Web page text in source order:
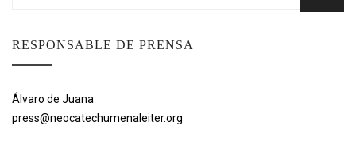
RESPONSABLE DE PRENSA
Álvaro de Juana
press@neocatechumenaleiter.org